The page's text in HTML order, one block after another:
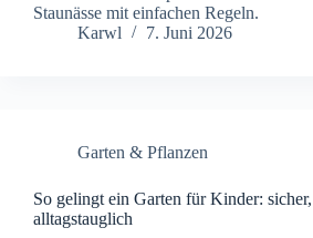
Staunässe mit einfachen Regeln.
Karwl
7. Juni 2026
Garten & Pflanzen
So gelingt ein Garten für Kinder:
alltagstauglich